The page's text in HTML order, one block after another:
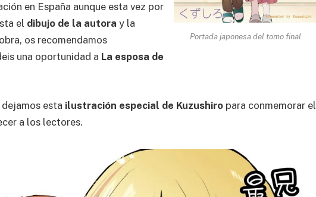
en España aunque esta vez por
el dibujo de la autora y la
os recomendamos
una oportunidad a La esposa de
Portada japonesa del tomo final
esta ilustración especial de Kuzushiro para conmemorar el
a los lectores.